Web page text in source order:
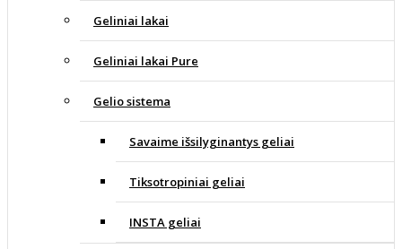
Geliniai lakai
Geliniai lakai Pure
Gelio sistema
Savaime išsilyginantys geliai
Tiksotropiniai geliai
INSTA geliai